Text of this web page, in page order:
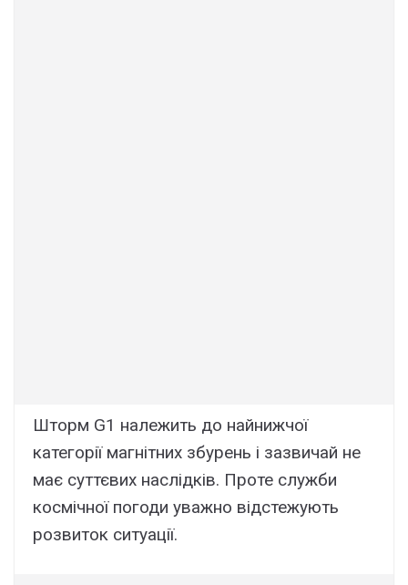
Шторм G1 належить до найнижчої
категорії магнітних збурень і зазвичай не
має суттєвих наслідків. Проте служби
космічної погоди уважно відстежують
розвиток ситуації.